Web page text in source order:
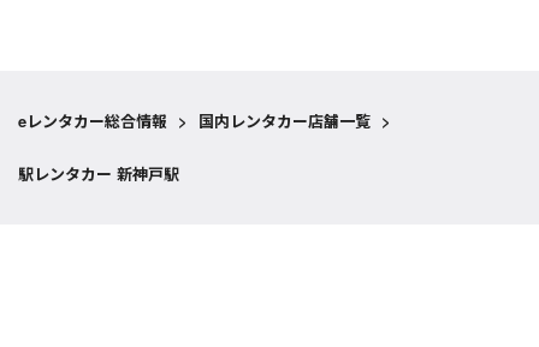
eレンタカー総合情報 > 国内レンタカー店舗一覧 >
駅レンタカー 新神戸駅